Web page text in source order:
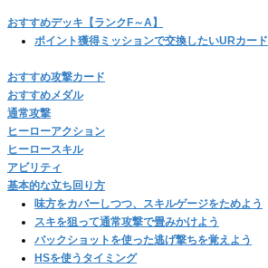
おすすめデッキ【ランクF～A】
ポイント獲得ミッションで交換したいURカード
おすすめ攻撃カード
おすすめメダル
通常攻撃
ヒーローアクション
ヒーロースキル
アビリティ
基本的な立ち回り方
味方をカバーしつつ、スキルゲージをためよう
スキを狙って通常攻撃で畳みかけよう
バックショットを使った逃げ撃ちを覚えよう
HSを使うタイミング